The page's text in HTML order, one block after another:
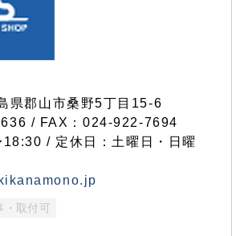
郡山市桑野5丁目15-6
/ FAX：024-922-7694
/ 定休日：土曜日・日曜
・取付可